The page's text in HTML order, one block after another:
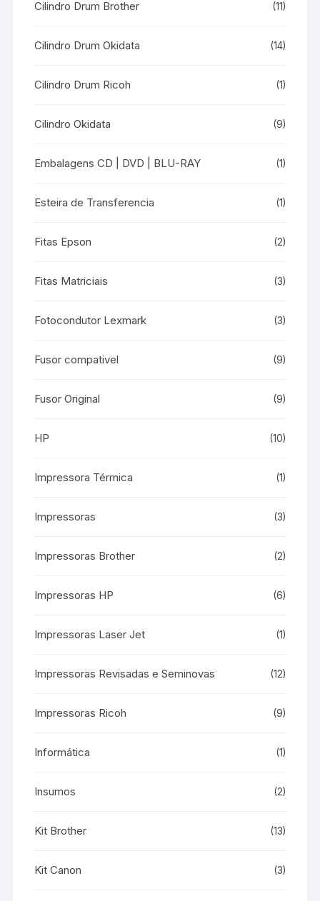
Cilindro Drum Brother (11)
Cilindro Drum Okidata (14)
Cilindro Drum Ricoh (1)
Cilindro Okidata (9)
Embalagens CD | DVD | BLU-RAY (1)
Esteira de Transferencia (1)
Fitas Epson (2)
Fitas Matriciais (3)
Fotocondutor Lexmark (3)
Fusor compativel (9)
Fusor Original (9)
HP (10)
Impressora Térmica (1)
Impressoras (3)
Impressoras Brother (2)
Impressoras HP (6)
Impressoras Laser Jet (1)
Impressoras Revisadas e Seminovas (12)
Impressoras Ricoh (9)
Informática (1)
Insumos (2)
Kit Brother (13)
Kit Canon (3)